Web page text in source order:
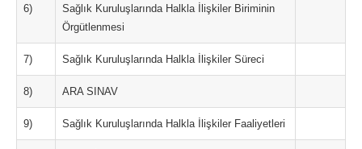
6)
Sağlık Kuruluşlarında Halkla İlişkiler Biriminin
Örgütlenmesi
7) Sağlık Kuruluşlarında Halkla İlişkiler Süreci
8) ARA SINAV
9) Sağlık Kuruluşlarında Halkla İlişkiler Faaliyetleri